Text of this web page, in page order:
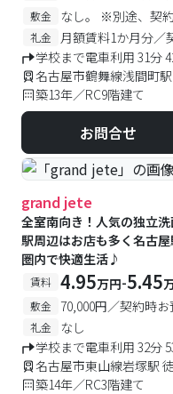
付きでセキュリティ設備
ンション！
敷金 なし。 ※別途、契
礼金
月額賃料1か月分／
学校まで電車利用 31分
名古屋市鶴舞線浅間町
築13年／RC9階建て
お問合せ
grand jete
全室南向き！人気の独立
駅周辺はお店も多く名古
圏内で快適生活♪
賃料 4.95万円-5.45
敷金 70,000円／契約時お
礼金
なし
学校まで電車利用 32分
名古屋市東山線岩塚駅
築14年／RC3階建て